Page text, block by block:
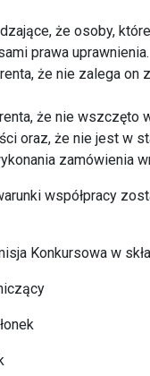
że osoby,
prawa uprawnienia.
że nie zalega on
że nie wszczęto
oraz, że nie jest w
zamówienia
współpracy
Konkursowa w